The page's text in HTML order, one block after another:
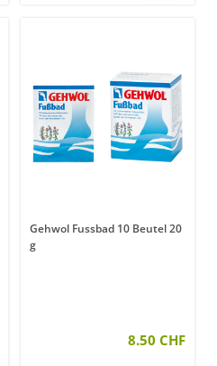
Gehwol Fussbad 10 Beutel 20
g
8.50 CHF